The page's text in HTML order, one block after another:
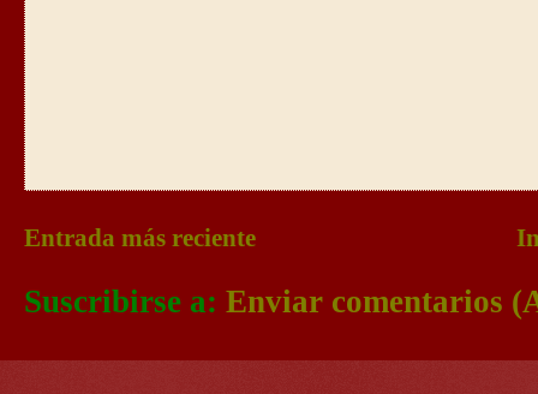
Entrada más reciente
Suscribirse a: Enviar comentarios